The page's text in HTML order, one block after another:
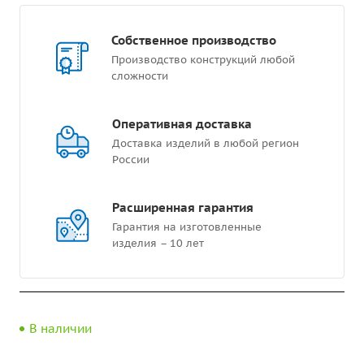
Собственное производство
Производство конструкций любой
сложности
Оперативная доставка
Доставка изделий в любой регион
России
Расширенная гарантия
Гарантия на изготовленные
изделия – 10 лет
В наличии